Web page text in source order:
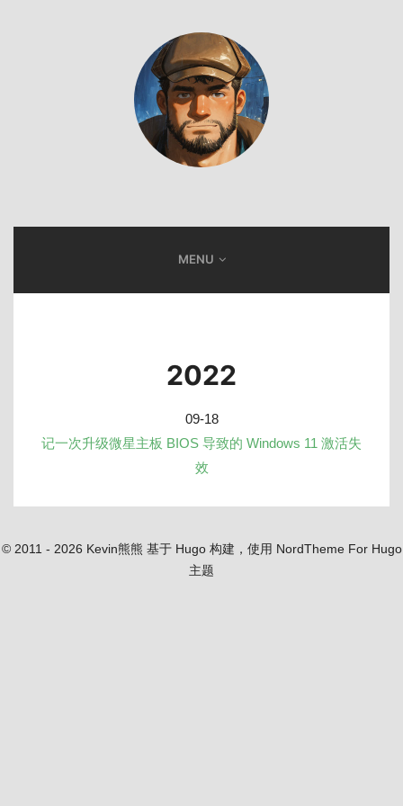
MENU
2022
09-18
记一次升级微星主板 BIOS 导致的 Windows 11 激活失
效
© 2011 - 2026 Kevin熊熊 基于 Hugo 构建，使用 NordTheme For Hugo
主题